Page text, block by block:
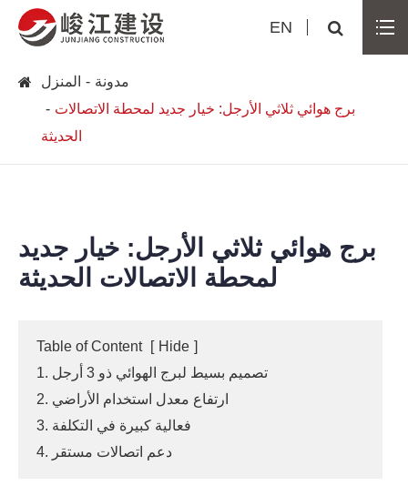
EN
المنزل
مدونة
برج هوائي ثلاثي الأرجل: خيار جديد لمحطة الاتصالات
الحديثة
برج هوائي ثلاثي الأرجل: خيار جديد
لمحطة الاتصالات الحديثة
Table of Content [ Hide ]
1. تصميم بسيط لبرج الهوائي ذو 3 أرجل
2. ارتفاع معدل استخدام الأراضي
3. فعالية كبيرة في التكلفة
4. دعم اتصالات مستقر